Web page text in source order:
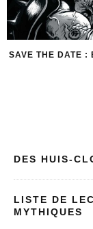
JASON TODD
DES HUIS-
LISTE DE
MYTHIQUES